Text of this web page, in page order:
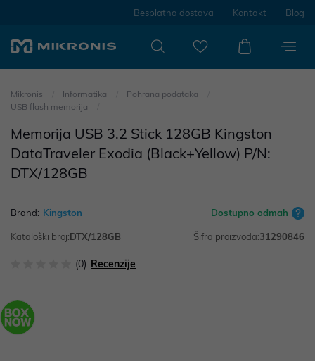
Besplatna dostava Kontakt Blog
Mikronis Informatika
Pohrana podataka
USB flash memorija
Memorija USB 3.2 Stick 128GB Kingston
DataTraveler Exodia (Black+Yellow) P/N:
DTX/128GB
Brand: Kingston Dostupno odmah
Kataloški broj:DTX/128GB Šifra proizvoda:31290846
(0) Recenzije